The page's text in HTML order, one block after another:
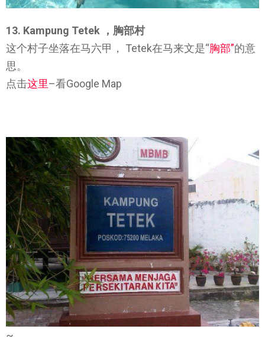
13. Kampung Tetek ，胸部村
这个村子坐落在马六甲， Tetek在马来文是“胸部”的意
思。
点击这里–看Google Map
~